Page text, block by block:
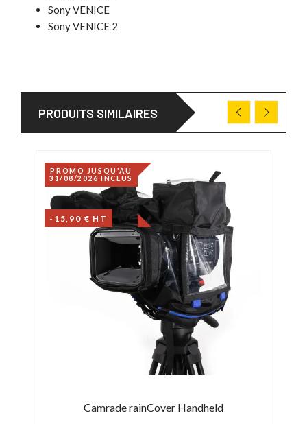
Sony VENICE
Sony VENICE 2
PRODUITS SIMILAIRES
PROMO JUSQU'AU
31/08/2026 INCLUS
-15,90 € HT
Camrade rainCover Handheld